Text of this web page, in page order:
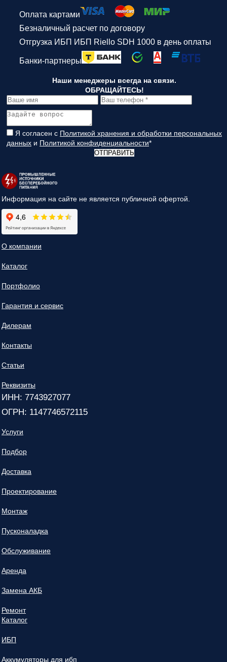
Оплата картами
Безналичный расчет по договору
Отгрузка ИБП ИБП Riello SDH 1000 в день оплаты
Банки-партнеры
Наши менеджеры всегда на связи.
ОБРАЩАЙТЕСЬ!
Я согласен с Политикой хранения и обработки персональных
данных и Политикой конфиденциальности*
ОТПРАВИТЬ
Информация на сайте не является публичной офертой.
О компании
Каталог
Портфолио
Гарантия и сервис
Дилерам
Контакты
Статьи
Реквизиты
ИНН: 7743927077
ОГРН: 1147746572115
Услуги
Подбор
Доставка
Проектирование
Монтаж
Пусконаладка
Обслуживание
Аренда
Замена АКБ
Ремонт
Каталог
ИБП
Аккумуляторы для ибп